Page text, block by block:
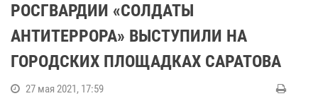
РОСГВАРДИИ «СОЛДАТЫ
АНТИТЕРРОРА» ВЫСТУПИЛИ НА
ГОРОДСКИХ ПЛОЩАДКАХ САРАТОВА
27 мая 2021, 17:59